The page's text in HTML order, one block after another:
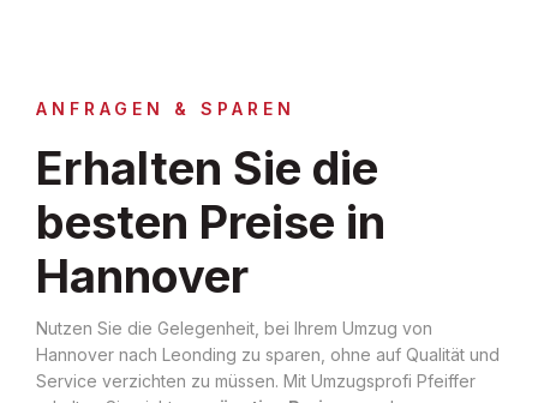
ANFRAGEN & SPAREN
Erhalten Sie die
besten Preise in
Hannover
Nutzen Sie die Gelegenheit, bei Ihrem Umzug von
Hannover nach Leonding zu sparen, ohne auf Qualität und
Service verzichten zu müssen. Mit Umzugsprofi Pfeiffer